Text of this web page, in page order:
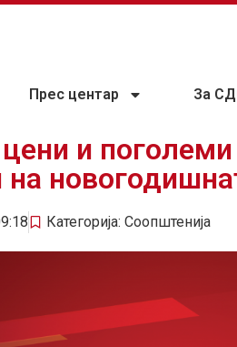
Прес центар За
и
на
Категорија: Соопштенија